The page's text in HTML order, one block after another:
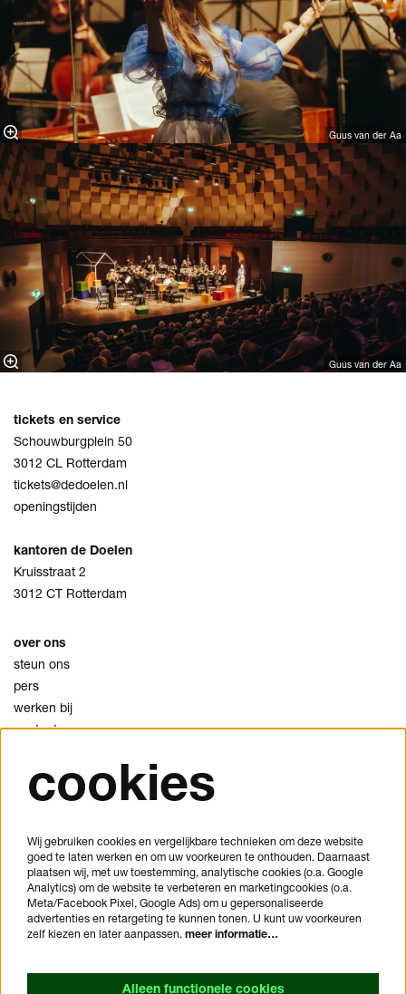
Guus van der Aa
Guus van der Aa
tickets en service
Schouwburgplein 50
3012 CL Rotterdam
tickets@dedoelen.nl
openingstijden
kantoren de Doelen
Kruisstraat 2
3012 CT Rotterdam
over ons
steun ons
pers
werken bij
contact
privacy
cookies
je bezoek plannen
veelgestelde vragen
huisregels
bezoekersvoorwaarden
cookies
Wij gebruiken cookies en vergelijkbare technieken om deze website
goed te laten werken en om uw voorkeuren te onthouden. Daarnaast
plaatsen wij, met uw toestemming, analytische cookies (o.a. Google
Analytics) om de website te verbeteren en marketingcookies (o.a.
Meta/Facebook Pixel, Google Ads) om u gepersonaliseerde
advertenties en retargeting te kunnen tonen. U kunt uw voorkeuren
zelf kiezen en later aanpassen. meer informatie…
Alleen functionele cookies